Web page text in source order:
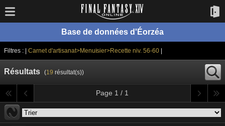
Base de données d'Éorzéa
Filtres : | Carnet d'artisanat>Menuisier>Recette niv. 56-60
Résultats (19 résultat(s))
Page 1 / 1